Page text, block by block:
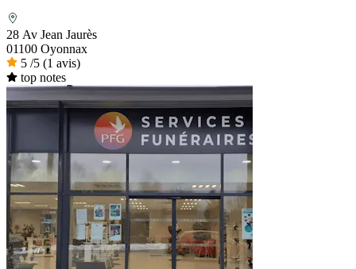
28 Av Jean Jaurès
01100 Oyonnax
5 /5 (1 avis)
top notes